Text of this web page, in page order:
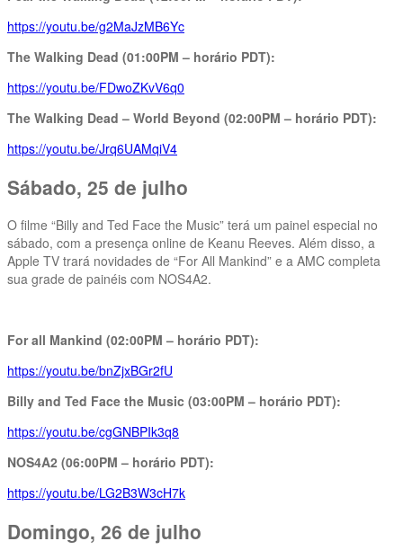
https://youtu.be/g2MaJzMB6Yc
The Walking Dead (01:00PM – horário PDT):
https://youtu.be/FDwoZKvV6q0
The Walking Dead – World Beyond (02:00PM – horário PDT):
https://youtu.be/Jrq6UAMqiV4
Sábado, 25 de julho
O filme “Billy and Ted Face the Music” terá um painel especial no
sábado, com a presença online de Keanu Reeves. Além disso, a
Apple TV trará novidades de “For All Mankind” e a AMC completa
sua grade de painéis com NOS4A2.
For all Mankind (02:00PM – horário PDT):
https://youtu.be/bnZjxBGr2fU
Billy and Ted Face the Music (03:00PM – horário PDT):
https://youtu.be/cgGNBPIk3q8
NOS4A2 (06:00PM – horário PDT):
https://youtu.be/LG2B3W3cH7k
Domingo, 26 de julho